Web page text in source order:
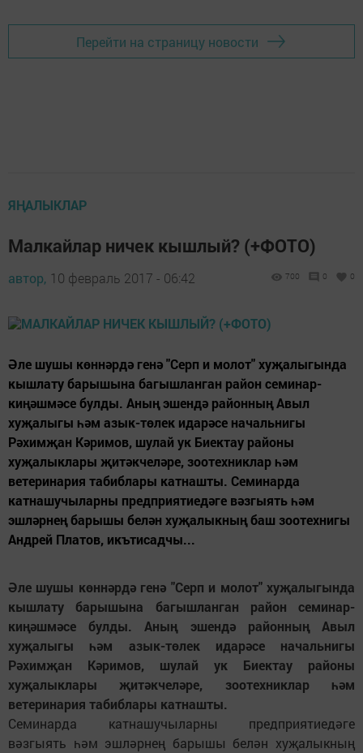
Перейти на страницу новости
ЯҢАЛЫКЛАР
Малкайлар ничек кышлый? (+ФОТО)
автор, 10 февраль 2017 - 06:42 700 0 0
Әле шушы көннәрдә генә "Серп и молот" хуҗалыгында
кышлату барышына багышланган район семинар-
киңәшмәсе булды. Аның эшендә районның Авыл
хуҗалыгы һәм азык-төлек идарәсе начальнигы
Рәхимҗан Кәримов, шулай ук Биектау районы
хуҗалыклары җитәкчеләре, зоотехниклар һәм
ветеринария табиблары катнашты. Семинарда
катнашучыларны предприятиедәге вәзгыять һәм
эшләрнең барышы белән хуҗалыкның баш зоотехнигы
Андрей Платов, икътисадчы...
Әле шушы көннәрдә генә "Серп и молот" хуҗалыгында
кышлату барышына багышланган район семинар-
киңәшмәсе булды. Аның эшендә районның Авыл
хуҗалыгы һәм азык-төлек идарәсе начальнигы
Рәхимҗан Кәримов, шулай ук Биектау районы
хуҗалыклары җитәкчеләре, зоотехниклар һәм
ветеринария табиблары катнашты.
Семинарда катнашучыларны предприятиедәге
вәзгыять һәм эшләрнең барышы белән хуҗалыкның